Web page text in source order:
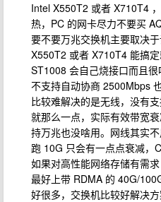
Intel X550T2 或者 X710T4
热，PC 的网卡尽力不要买
要不要万兆交换机主要取决
X550T2 或者 X710T4 能搞
ST1008 会自己烧接口而且
不支持自动协商 2500Mbps
比较难解决的是无线，没有
就那么一点，实际有效带宽
持万兆也没啥用。网线其实
跑 10G 只会有一点点衰减，
如果对高性能网络存储有需
最好上带 RDMA 的 40G/
好很多，交换机比较好解决